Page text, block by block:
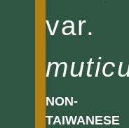
var.
NON-
TAIWANESE
資